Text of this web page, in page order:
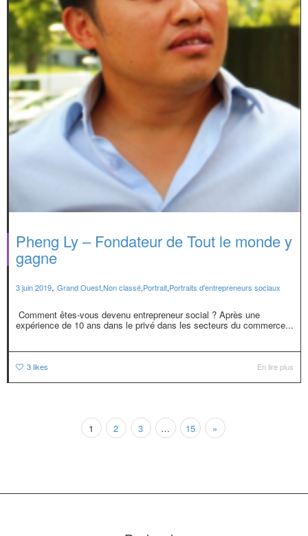
Pheng Ly – Fondateur de Tout le monde y
gagne
3 juin 2019, Grand Ouest,Non classé,Portrait,Portraits d'entrepreneurs sociaux
Comment êtes-vous devenu entrepreneur social ? Après une
expérience de 10 ans dans le privé dans les secteurs du commerce...
3likes En lire plus
1 2 3 … 15 »